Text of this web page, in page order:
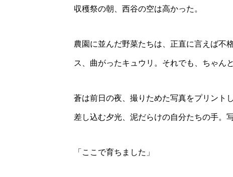
収穫祭の朝、西谷の空は高かった。
農園に並んだ野菜たちは、正直に言えば不
ス、曲がったキュウリ。それでも、ちゃん
蒼は前日の夜、撮りためた写真をプリント
差し込む夕光、泥だらけの自分たちの手。
「ここで育ちました」